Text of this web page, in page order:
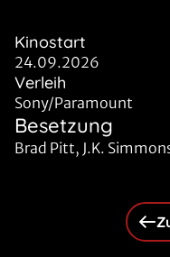
Kinostart
24.09.2026
Verleih
Sony/Paramount
Besetzung
Brad Pitt, J.K.